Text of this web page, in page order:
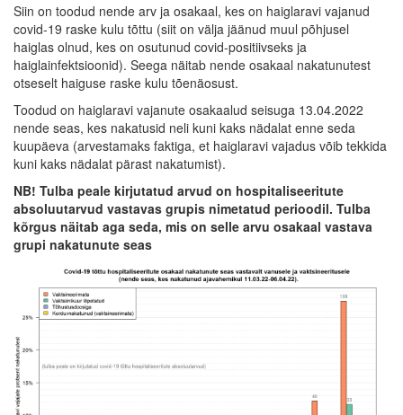
Siin on toodud nende arv ja osakaal, kes on haiglaravi vajanud
covid-19 raske kulu tõttu (siit on välja jäänud muul põhjusel
haiglas olnud, kes on osutunud covid-positiivseks ja
haiglainfektsioonid). Seega näitab nende osakaal nakatunutest
otseselt haiguse raske kulu tõenäosust.
Toodud on haiglaravi vajanute osakaalud seisuga 13.04.2022
nende seas, kes nakatusid neli kuni kaks nädalat enne seda
kuupäeva (arvestamaks faktiga, et haiglaravi vajadus võib tekkida
kuni kaks nädalat pärast nakatumist).
NB! Tulba peale kirjutatud arvud on hospitaliseeritute
absoluutarvud vastavas grupis nimetatud perioodil. Tulba
kõrgus näitab aga seda, mis on selle arvu osakaal vastava
grupi nakatunute seas